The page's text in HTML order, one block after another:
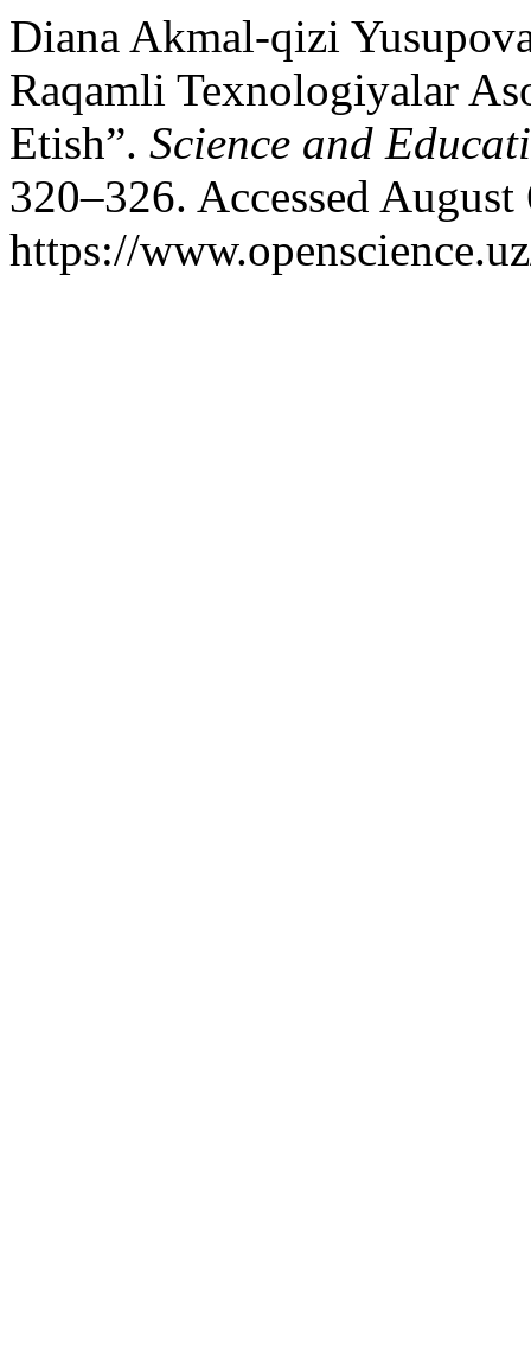
Diana Akmal-qizi
Raqamli Texnologiyalar
Etish”. Science and
320–326. Accessed
https://